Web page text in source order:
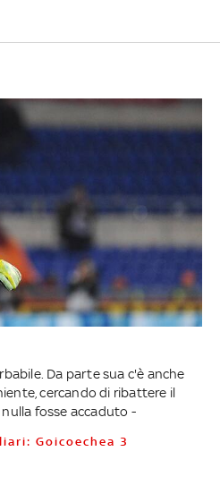
Da parte sua c'è anche
cercando di ribattere il
fosse accaduto -
Goicoechea 3